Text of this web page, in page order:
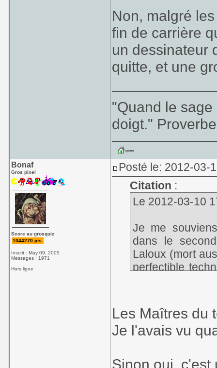
Non, malgré
fin de carrière
un dessinateur
quitte, et une
"Quand le
doigt."
Bonaf
Gros pixel
Score au grosquiz
1044270 pts.
Inscrit : May 09, 2005
Messages : 1971
Hors ligne
Posté le: 2012-03-
Citation :
Le 2012-03-10
Je me
dans le
Laloux (mort
perfectible
adaptée d'un
Les Maîtres du
Je l'avais vu
Sinon oui, c'est